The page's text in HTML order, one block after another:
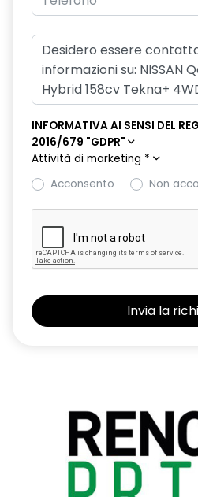
INFORMATIVA AI SENSI DEL
2016/679 "GDPR"
Attività di marketing *
Acconsento
Non